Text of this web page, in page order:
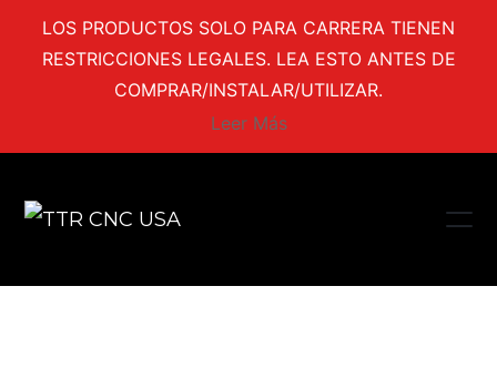
LOS PRODUCTOS SOLO PARA CARRERA TIENEN
RESTRICCIONES LEGALES. LEA ESTO ANTES DE
COMPRAR/INSTALAR/UTILIZAR.
Leer Más